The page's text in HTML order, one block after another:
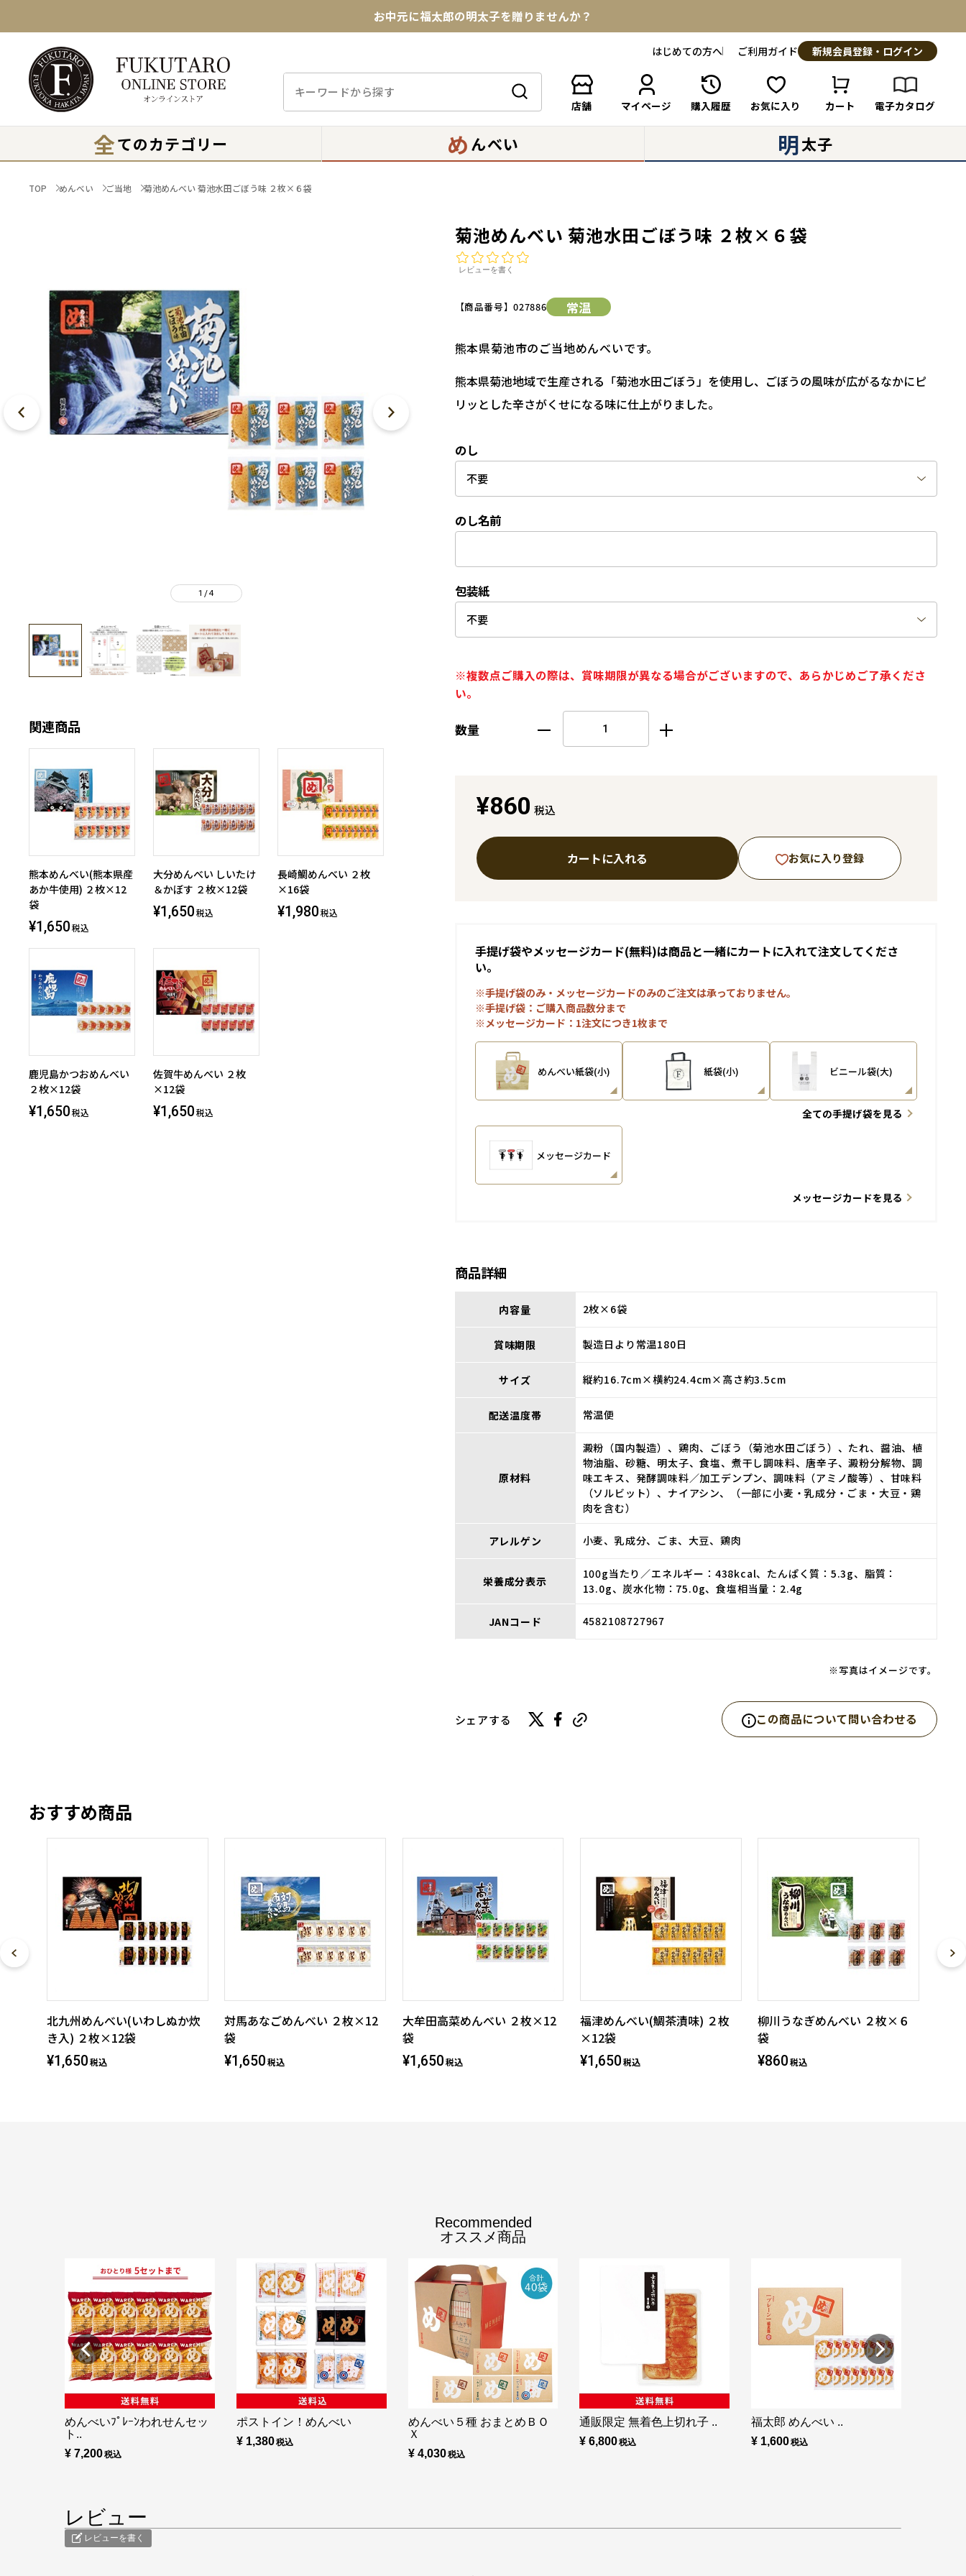
お中元に福太郎の明太子を贈りませんか？
【色々な味を試したい方へ】ポストイン！めんべい
送料全国一律770円！10,800円以上で送料無料
はじめての方へ ご利用ガイド 新規会員登録・ログイン
店舗 マイページ 購入履歴 お気に入り カート 電子カタログ
全てのカテゴリー め んべい 明太子
TOP めんべい ご当地 菊池めんべい 菊池水田ごぼう味 ２枚×６袋
1 /4
関連商品
熊本めんべい(熊本県産
あか牛使用) ２枚×12
袋
¥1,650 税込
大分めんべい しいたけ
＆かぼす ２枚×12袋
¥1,650 税込
長崎鯛めんべい ２枚
×16袋
¥1,980 税込
鹿児島かつおめんべい
２枚×12袋
¥1,650 税込
佐賀牛めんべい ２枚
×12袋
¥1,650 税込
菊池めんべい 菊池水田ごぼう味 ２枚×６袋
レビューを書く
【商品番号】027886 常温
熊本県菊池市のご当地めんべいです。
熊本県菊池地域で生産される「菊池水田ごぼう」を使用し、ごぼうの風味が広がるなかにピ
リッとした辛さがくせになる味に仕上がりました。
のし
のし名前
包装紙
※複数点ご購入の際は、賞味期限が異なる場合がございますので、あらかじめご了承くださ
い。
数量
¥860 税込
カートに入れる お気に入り登録
手提げ袋やメッセージカード(無料)は商品と一緒にカートに入れて注文してくださ
い。
※手提げ袋のみ・メッセージカードのみのご注文は承っておりません。
※手提げ袋：ご購入商品数分まで
※メッセージカード：1注文につき1枚まで
めんべい紙袋(小) 紙袋(小) ビニール袋(大)
全ての手提げ袋を見る
メッセージカード
メッセージカードを見る
商品詳細
内容量 2枚×6袋
賞味期限 製造日より常温180日
サイズ 縦約16.7cm×横約24.4cm×高さ約3.5cm
配送温度帯 常温便
原材料
澱粉（国内製造）、鶏肉、ごぼう（菊池水田ごぼう）、たれ、醤油、植
物油脂、砂糖、明太子、食塩、煮干し調味料、唐辛子、澱粉分解物、調
味エキス、発酵調味料／加工デンプン、調味料（アミノ酸等）、甘味料
（ソルビット）、ナイアシン、（一部に小麦・乳成分・ごま・大豆・鶏
肉を含む）
アレルゲン 小麦、乳成分、ごま、大豆、鶏肉
栄養成分表示
100g当たり／エネルギー：438kcal、たんぱく質：5.3g、脂質：
13.0g、炭水化物：75.0g、食塩相当量：2.4g
JANコード 4582108727967
※写真はイメージです。
シェアする この商品について問い合わせる
おすすめ商品
北九州めんべい(いわしぬか炊
き入) ２枚×12袋
¥1,650 税込
対馬あなごめんべい ２枚×12
袋
¥1,650 税込
大牟田高菜めんべい ２枚×12
袋
¥1,650 税込
福津めんべい(鯛茶漬味) ２枚
×12袋
¥1,650 税込
柳川うなぎめんべい ２枚×６
袋
¥860 税込
Recommended
オススメ商品
めんべいﾌﾟﾚｰﾝわれせんセッ
ト..
¥ 7,200
ポストイン！めんべい
¥ 1,380
めんべい５種 おまとめＢＯ
Ｘ
¥ 4,030
通販限定 無着色上切れ子 ..
¥ 6,800
福太郎 めんべい ..
¥ 1,600
レビュー
レビューを書く